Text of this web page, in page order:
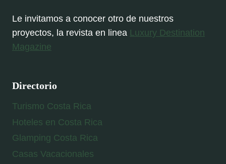
Le invitamos a conocer otro de nuestros
proyectos, la revista en linea Luxury Destination
Magazine
Directorio
Turismo Costa Rica
Hoteles en Costa Rica
Glamping Costa Rica
Casas Vacacionales